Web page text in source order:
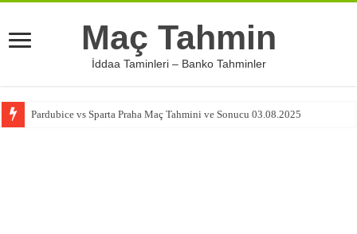
Maç Tahmin
İddaa Taminleri – Banko Tahminler
Pardubice vs Sparta Praha Maç Tahmini ve Sonucu 03.08.2025